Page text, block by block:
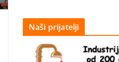
Naši prijatelji